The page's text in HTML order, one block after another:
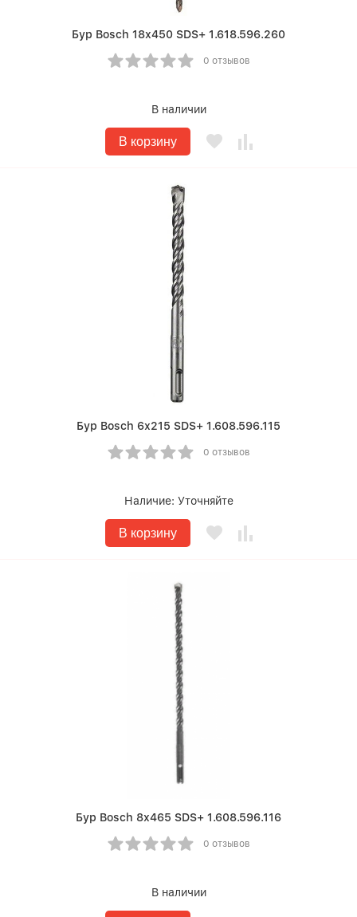
Бур Bosch 18х450 SDS+ 1.618.596.260
0 отзывов
В наличии
В корзину
Бур Bosch 6х215 SDS+ 1.608.596.115
0 отзывов
Наличие: Уточняйте
В корзину
Бур Bosch 8х465 SDS+ 1.608.596.116
0 отзывов
В наличии